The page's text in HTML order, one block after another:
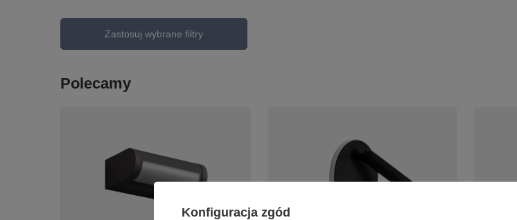
Zastosuj wybrane filtry
Polecamy
Konfiguracja zgód